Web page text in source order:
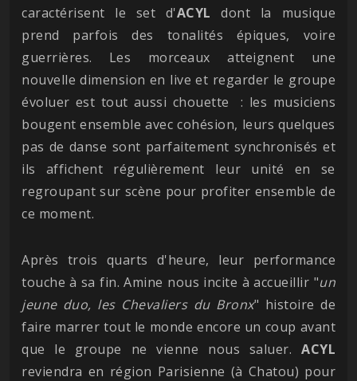
caractérisent le set d'ACYL dont la musique
prend parfois des tonalités épiques, voire
guerrières. Les morceaux atteignent une
nouvelle dimension en live et regarder le groupe
évoluer est tout aussi chouette : les musiciens
bougent ensemble avec cohésion, leurs quelques
pas de danse sont parfaitement synchronisés et
ils affichent régulièrement leur unité en se
regroupant sur scène pour profiter ensemble de
ce moment.
Après trois quarts d'heure, leur performance
touche à sa fin. Amine nous incite à accueillir "un
jeune duo, les Chevaliers du Bronx" histoire de
faire marrer tout le monde encore un coup avant
que le groupe ne vienne nous saluer. ACYL
reviendra en région Parisienne (à Chatou) pour